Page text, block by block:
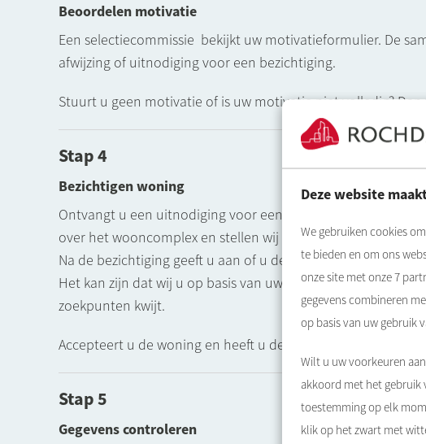
Deze website
We gebruiken cookies
te bieden en om ons
onze site met onze7
gegevens combineren
op basis van uw gebruik
Wilt u uw voorkeuren
akkoord met het gebruik
toestemming op elk
klik op het zwart met
Beoordelen motivatie
Een selectiecommissie bekijkt uw motivatieformulier. De
afwijzing of uitnodiging voor een bezichtiging.
Stuurt u geen motivatie of is uw motivatie niet volledig?
Stap 4
Bezichtigen woning
Ontvangt u een uitnodiging voor een bezichtiging? Dan
over het wooncomplex en stellen wij u nog een aantal
Na de bezichtiging geeft u aan of u de woning accepteert of
Het kan zijn dat wij u op basis van uw antwoorden toch
zoekpunten kwijt.
Accepteert u de woning en heeft u de hoogste positie in
Stap 5
Gegevens controleren